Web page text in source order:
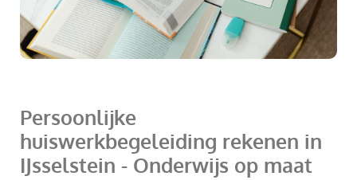
Persoonlijke
huiswerkbegeleiding rekenen in
IJsselstein - Onderwijs op maat